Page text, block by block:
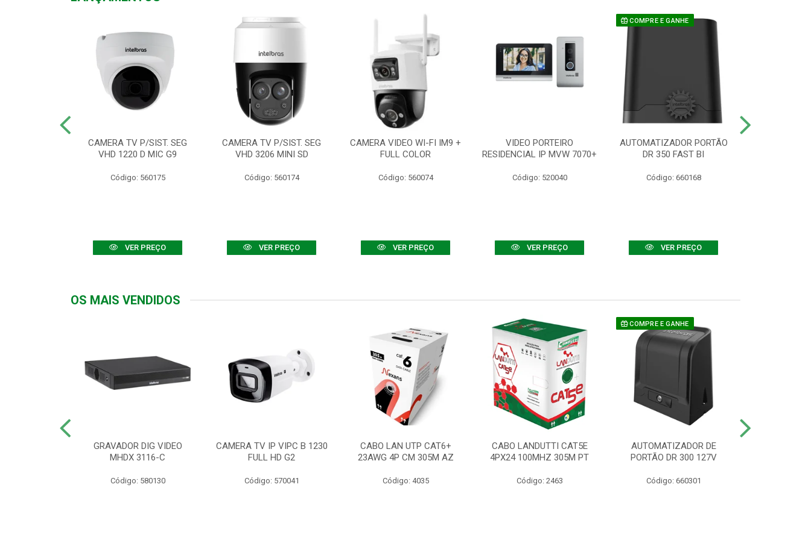
CAMERA TV P/SIST. SEG
VHD 1220 D MIC G9
Código: 560175
VER PREÇO
CAMERA TV P/SIST. SEG
VHD 3206 MINI SD
Código: 560174
VER PREÇO
CAMERA VIDEO WI-FI IM9 +
FULL COLOR
Código: 560074
VER PREÇO
VIDEO PORTEIRO
RESIDENCIAL IP MVW 7070+
Código: 520040
VER PREÇO
COMPRE E GANHE
AUTOMATIZADOR PORTÃO
DR 350 FAST BI
Código: 660168
VER PREÇO
OS MAIS VENDIDOS
GRAVADOR DIG VIDEO
MHDX 3116-C
Código: 580130
CAMERA TV IP VIPC B 1230
FULL HD G2
Código: 570041
CABO LAN UTP CAT6+
23AWG 4P CM 305M AZ
Código: 4035
CABO LANDUTTI CAT5E
4PX24 100MHZ 305M PT
Código: 2463
COMPRE E GANHE
AUTOMATIZADOR DE
PORTÃO DR 300 127V
Código: 660301